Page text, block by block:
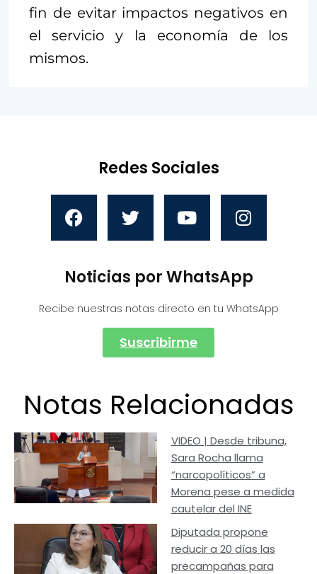
fin de evitar impactos negativos en
el servicio y la economía de los
mismos.
Redes Sociales
Noticias por WhatsApp
Recibe nuestras notas directo en tu WhatsApp
Suscribirme
Notas Relacionadas
VIDEO | Desde tribuna,
Sara Rocha llama
“narcopolíticos” a
Morena pese a medida
cautelar del INE
Diputada propone
reducir a 20 días las
precampañas para